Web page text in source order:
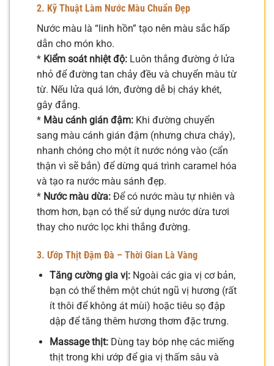
2. Kỹ Thuật Làm Nước Màu Chuẩn Đẹp
Nước màu là “linh hồn” tạo nên màu sắc hấp
dẫn cho món kho.
* Kiểm soát nhiệt độ: Luôn thắng đường ở lửa
nhỏ để đường tan chảy đều và chuyển màu từ
từ. Nếu lửa quá lớn, đường dễ bị cháy khét,
gây đắng.
* Màu cánh gián đậm: Khi đường chuyển
sang màu cánh gián đậm (nhưng chưa cháy),
nhanh chóng cho một ít nước nóng vào (cẩn
thận vì sẽ bắn) để dừng quá trình caramel hóa
và tạo ra nước màu sánh đẹp.
* Nước màu dừa: Để có nước màu tự nhiên và
thơm hơn, bạn có thể sử dụng nước dừa tươi
thay cho nước lọc khi thắng đường.
3. Ướp Thịt Đậm Đà – Thời Gian Là Vàng
Tăng cường gia vị:Ngoài các gia vị cơ bản,
bạn có thể thêm một chút ngũ vị hương (rất
ít thôi để không át mùi) hoặc tiêu sọ đập
dập để tăng thêm hương thơm đặc trưng.
Massage thịt:Dùng tay bóp nhẹ các miếng
thịt trong khi ướp để gia vị thấm sâu và